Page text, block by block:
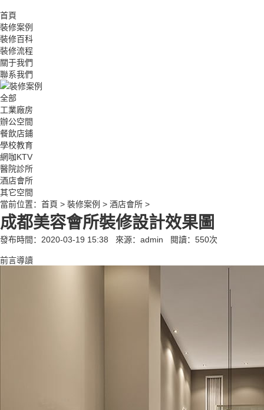
首頁
裝修案例
裝修百科
裝修流程
關于我們
聯系我們
全部
工業廠房
辦公空間
餐飲店鋪
學校教育
網咖KTV
醫院診所
酒店會所
其它空間
當前位置： 首頁 > 裝修案例 > 酒店會所 >
成都美容會所裝修設計效果圖
發布時間：2020-03-19 15:38 來源：admin 閱讀： 550次
前言導讀